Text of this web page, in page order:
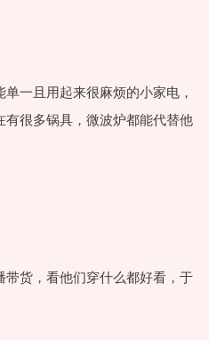
一且用起来很麻烦的小家电，
很多锅具，微波炉都能代替他
货，看他们穿什么都好看，于